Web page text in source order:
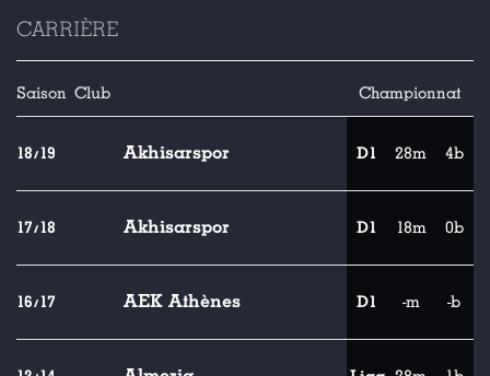
CARRIÈRE
Saison Club Championnat
18/19 Akhisarspor D1 28m 4b
17/18 Akhisarspor D1 18m 0b
16/17 AEK Athènes D1 -m -b